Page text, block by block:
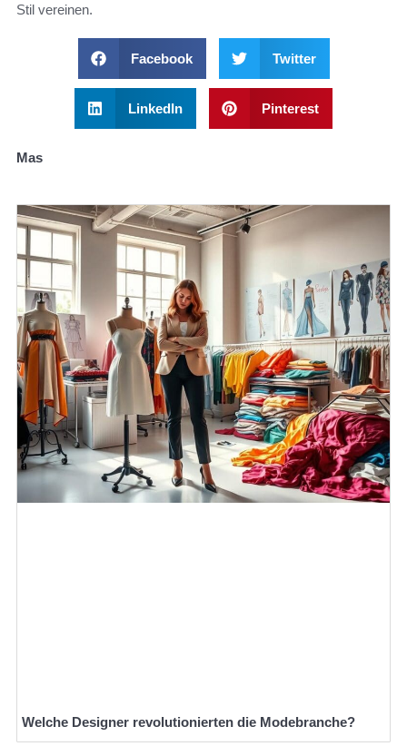
Stil vereinen.
Facebook Twitter
LinkedIn Pinterest
Mas
Welche Designer revolutionierten die Modebranche?